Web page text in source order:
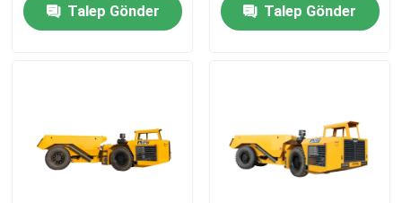
Ana sayfa
Kişiler
Talep Gönder
Talep Gönder